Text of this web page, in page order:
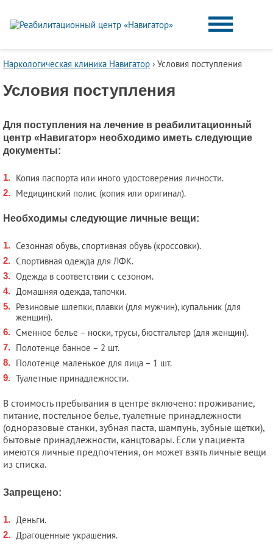
Наркологическая клиника Навигатор › Условия поступления
Условия поступления
Для поступления на лечение в реабилитационный
центр «Навигатор» необходимо иметь следующие
документы:
Копия паспорта или иного удостоверения личности.
Медицинский полис (копия или оригинал).
Необходимы следующие личные вещи:
Сезонная обувь, спортивная обувь (кроссовки).
Спортивная одежда для ЛФК.
Одежда в соответствии с сезоном.
Домашняя одежда, тапочки.
Резиновые шлепки, плавки (для мужчин), купальник (для
женщин).
Сменное белье – носки, трусы, бюстгальтер (для женщин).
Полотенце банное – 2 шт.
Полотенце маленькое для лица – 1 шт.
Туалетные принадлежности.
В стоимость пребывания в центре включено: проживание,
питание, постельное белье, туалетные принадлежности
(одноразовые станки, зубная паста, шампунь, зубные щетки),
бытовые принадлежности, канцтовары. Если у пациента
имеются личные предпочтения, он может взять личные вещи
из списка.
Запрещено:
Деньги.
Драгоценные украшения.